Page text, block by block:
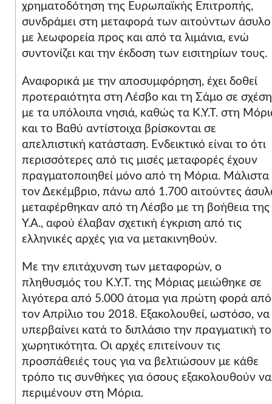
χρηματοδότηση της Ευρωπαϊκής Επιτροπής,
συνδράμει στη μεταφορά των αιτούντων άσυλο
με λεωφορεία προς και από τα λιμάνια, ενώ
συντονίζει και την έκδοση των εισιτηρίων τους.
Αναφορικά με την αποσυμφόρηση, έχει δοθεί
προτεραιότητα στη Λέσβο και τη Σάμο σε σχέση
με τα υπόλοιπα νησιά, καθώς τα Κ.Υ.Τ. στη
και το Βαθύ αντίστοιχα βρίσκονται σε
απελπιστική κατάσταση. Ενδεικτικό είναι το ότι
περισσότερες από τις μισές μεταφορές έχουν
πραγματοποιηθεί μόνο από τη Μόρια. Μάλιστα
τον Δεκέμβριο, πάνω από 1.700 αιτούντες
μεταφέρθηκαν από τη Λέσβο με τη βοήθεια της
Υ.Α., αφού έλαβαν σχετική έγκριση από τις
ελληνικές αρχές για να μετακινηθούν.
Με την επιτάχυνση των μεταφορών, ο
πληθυσμός του Κ.Υ.Τ. της Μόριας μειώθηκε σε
λιγότερα από 5.000 άτομα για πρώτη φορά από
τον Απρίλιο του 2018. Εξακολουθεί, ωστόσο, να
υπερβαίνει κατά το διπλάσιο την πραγματική
χωρητικότητα. Οι αρχές επιτείνουν τις
προσπάθειές τους για να βελτιώσουν με κάθε
τρόπο τις συνθήκες για όσους εξακολουθούν να
περιμένουν στη Μόρια.